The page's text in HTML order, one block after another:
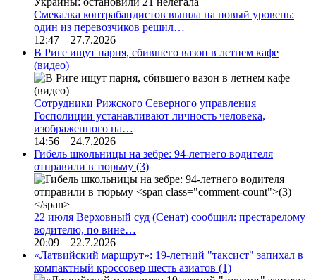
Смекалка контрабандистов вышла на новый уровень:
один из перевозчиков решил…
12:47 27.7.2026
В Риге ищут парня, сбившего вазон в летнем кафе
(видео)
Сотрудники Рижского Северного управления
Госполиции устанавливают личность человека,
изображенного на…
14:56 24.7.2026
Гибель школьницы на зебре: 94-летнего водителя
отправили в тюрьму (3)
22 июля Верховный суд (Сенат) сообщил: престарелому
водителю, по вине…
20:09 22.7.2026
«Латвийский маршрут»: 19-летний "таксист" запихал в
компактный кроссовер шесть азиатов (1)